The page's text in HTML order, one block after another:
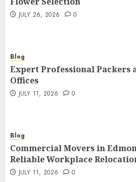
JULY 26, 2026 0
Blog
Expert Professional Packers
Offices
JULY 11, 2026 0
Blog
Commercial Movers in
Reliable Workplace
JULY 11, 2026 0